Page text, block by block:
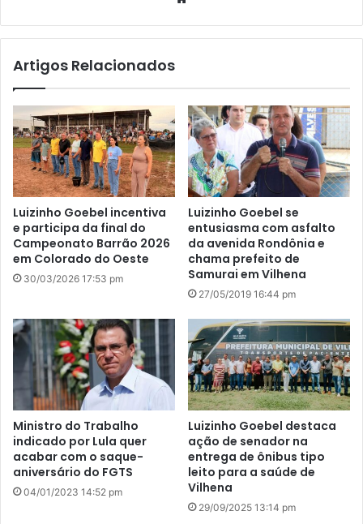
te
Artigos Relacionados
Luizinho Goebel incentiva
e participa da final do
Campeonato Barrão 2026
em Colorado do Oeste
30/03/2026 17:53 pm
Luizinho Goebel se
entusiasma com asfalto
da avenida Rondônia e
chama prefeito de
Samurai em Vilhena
27/05/2019 16:44 pm
Ministro do Trabalho
indicado por Lula quer
acabar com o saque-
aniversário do FGTS
04/01/2023 14:52 pm
Luizinho Goebel destaca
ação de senador na
entrega de ônibus tipo
leito para a saúde de
Vilhena
29/09/2025 13:14 pm